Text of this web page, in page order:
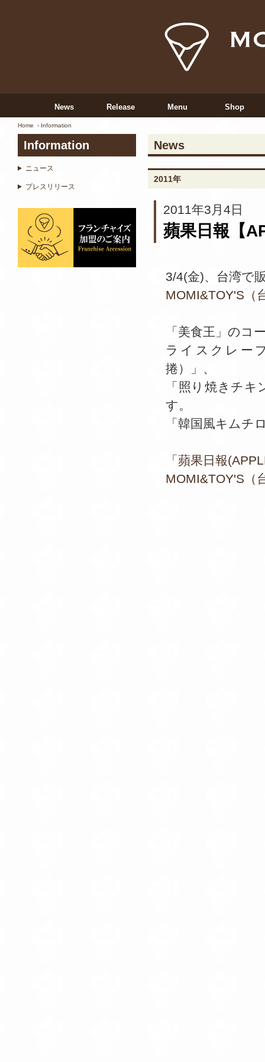
News Release Menu Shop
Home Information
Information
ニュース
プレスリリース
News
2011年
2011年3月4日
蘋果日報【
3/4(金)、台湾で
MOMI&TOY'S（
「美食王」のコ
ライスクレー
捲）」、
「照り焼きチ
す。
「韓国風キムチ
「蘋果日報
MOMI&TOY'S（